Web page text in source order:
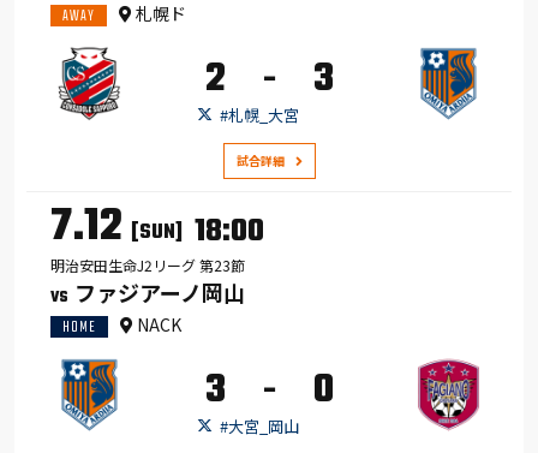
AWAY 札幌ド
2 - 3
#札幌_大宮
試合詳細
7.12 [SUN] 18:00
明治安田生命J2リーグ 第23節
VS ファジアーノ岡山
HOME NACK
3 - 0
#大宮_岡山